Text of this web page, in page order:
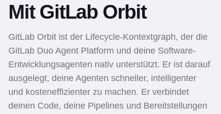
Mit GitLab Orbit
GitLab Orbit ist der Lifecycle-Kontextgraph, der die
GitLab Duo Agent Platform und deine Software-
Entwicklungsagenten nativ unterstützt. Er ist darauf
ausgelegt, deine Agenten schneller, intelligenter
und kosteneffizienter zu machen. Er verbindet
deinen Code, deine Pipelines und Bereitstellungen